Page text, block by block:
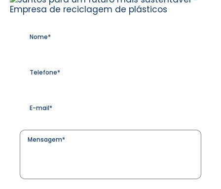
mail *
Mensagem